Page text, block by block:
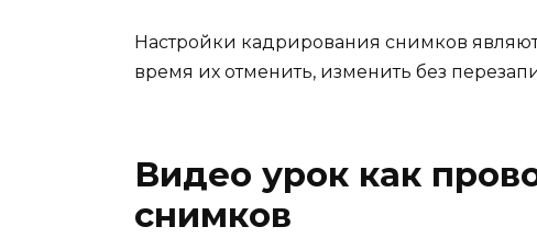
Настройки кадрирования снимков
время их отменить, изменить без
Видео урок как
снимков